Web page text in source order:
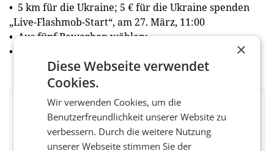
• 5 km für die Ukraine; 5 € für die Ukraine spenden
„Live-Flashmob-Start“, am 27. März, 11:00
• Aus fünf Bewerben wählen:
• 2 km, 5 km, Viertel-, Halb-, Marathon
BEWERTEN SIE DIESEN ARTIKEL
×
Diese Webseite verwendet
Cookies.
Wir verwenden Cookies, um die
Benutzerfreundlichkeit unserer Website zu
verbessern. Durch die weitere Nutzung
unserer Webseite stimmen Sie der